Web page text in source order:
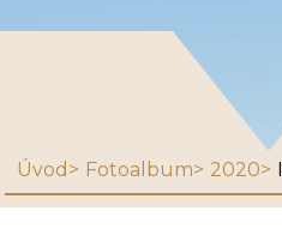
Úvod Fotoalbum 2020